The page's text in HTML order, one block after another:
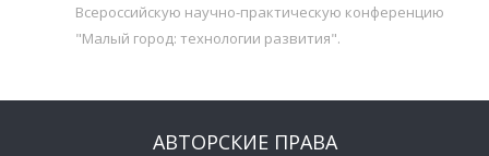
Всероссийскую научно-практическую конференцию
"Малый город: технологии развития".
АВТОРСКИЕ ПРАВА